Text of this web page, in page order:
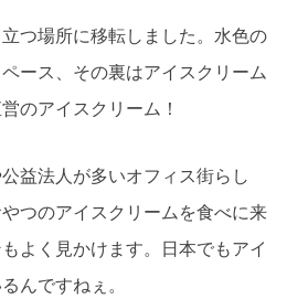
つ場所に移転しました。水色の
ース、その裏はアイスクリーム
のアイスクリーム！
益法人が多いオフィス街らし
つのアイスクリームを食べに来
よく見かけます。日本でもアイ
んですねぇ 。